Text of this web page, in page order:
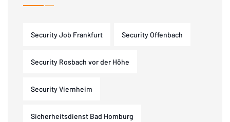
Security Job Frankfurt Security Offenbach
Security Rosbach vor der Höhe
Security Viernheim
Sicherheitsdienst Bad Homburg